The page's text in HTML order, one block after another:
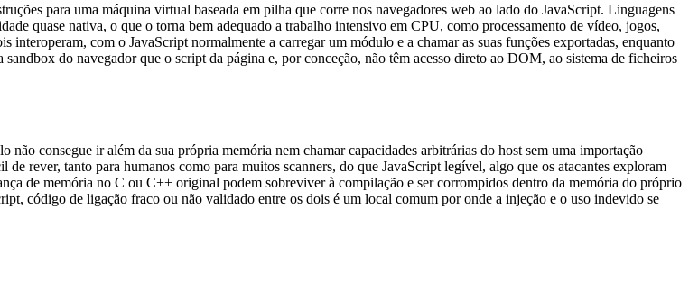
para uma máquina virtual baseada em pilha que corre nos navegadores web ao lado do JavaScript. Linguagens
quase nativa, o que o torna bem adequado a trabalho intensivo em CPU, como processamento de vídeo, jogos,
com o JavaScript normalmente a carregar um módulo e a chamar as suas funções exportadas, enquanto
do navegador que o script da página e, por conceção, não têm acesso direto ao DOM, ao sistema de ficheiros
consegue ir além da sua própria memória nem chamar capacidades arbitrárias do host sem uma importação
rever, tanto para humanos como para muitos scanners, do que JavaScript legível, algo que os atacantes exploram
de memória no C ou C++ original podem sobreviver à compilação e ser corrompidos dentro da memória do próprio
código de ligação fraco ou não validado entre os dois é um local comum por onde a injeção e o uso indevido se